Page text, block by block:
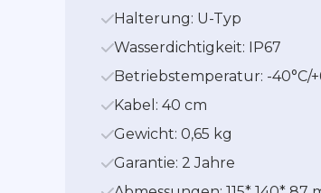
Halterung: U-Typ
Wasserdichtigkeit: IP67
Betriebstemperatur: -40°C/
Kabel: 40 cm
Gewicht: 0,65 kg
Garantie: 2 Jahre